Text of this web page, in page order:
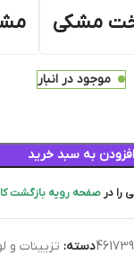
مشکی
موجود در انبار
افزودن به سبد خرید
را در صفحه رویه بازگشت
دسته: تزیینات و